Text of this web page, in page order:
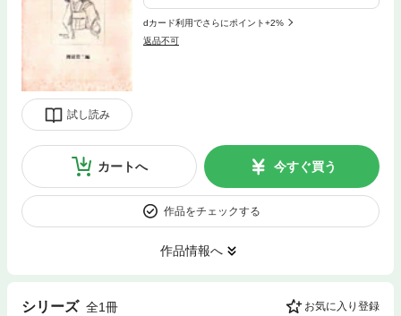
試し読み
dカード利用でさらにポイント+2%
返品不可
カートへ 今すぐ買う
作品をチェックする
作品情報へ
シリーズ 全1冊 お気に入り登録